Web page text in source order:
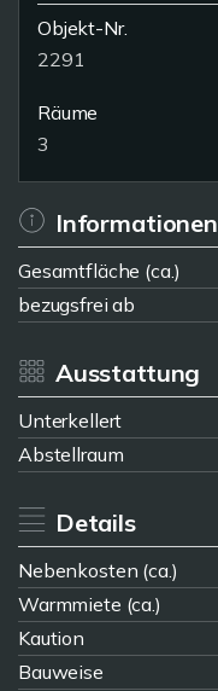
Objekt-Nr.
2291
Räume
3
Informationen
Gesamtfläche (ca.)
bezugsfrei ab
Ausstattung
Unterkellert
Abstellraum
Details
Nebenkosten (ca.)
Warmmiete (ca.)
Kaution
Bauweise